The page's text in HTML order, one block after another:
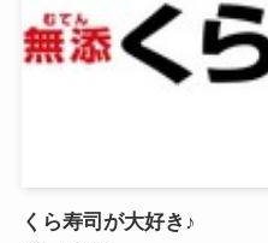
くら寿司が大好き♪